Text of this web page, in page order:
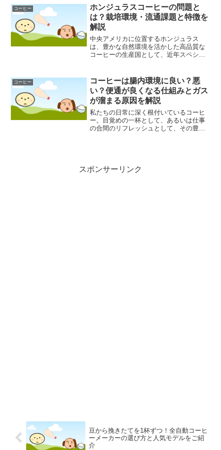
実は、コーヒーは現代人の食生活におい
て、植物由来の強力な化合物...
コーヒー
ホンジュラスコーヒーの問題と
は？栽培環境・流通課題と特徴を
解説
中央アメリカに位置するホンジュラス
は、豊かな自然環境を活かした高品質な
コーヒーの生産国として、近年スペシャ
は、多くのコーヒー愛好家を魅了してや
みません。しかし、その華や...
コーヒー
コーヒーは腸内環境に良い？悪
い？便通が良くなる仕組みとガス
が溜まる原因を解説
私たちの日常に深く根付いているコーヒ
ー。目覚めの一杯として、あるいは仕事
の合間のリフレッシュとして、その豊か
スポンサーリンク
豆から挽きたてを1杯ずつ！全自動コーヒ
ーメーカーの選び方と人気モデルをご紹
介